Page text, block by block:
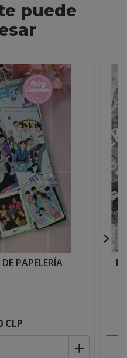
puede
PAPELERÍA
CLP
+